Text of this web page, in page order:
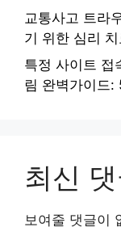
교통사고 트라
기 위한 심리
특정 사이트 접
림 완벽가이드:
최신
보여줄 댓글이